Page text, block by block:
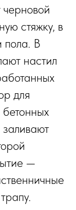
стяжку, в
пола. В
настил
для
бетонных
—